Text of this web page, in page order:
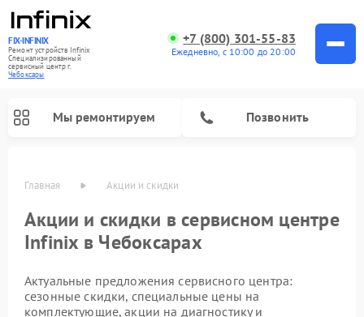
FIX-INFINIX
Ремонт устройств Infinix
Специализированный
cервисный центр г.
Чебоксары
+7 (800) 301-55-83
Ежедневно, с 10:00 до 20:00
Мы ремонтируем Позвонить
Главная Акции и скидки
Акции и скидки в сервисном центре
Infinix в Чебоксарах
Актуальные предложения сервисного центра:
сезонные скидки, специальные цены на
комплектующие, акции на диагностику и